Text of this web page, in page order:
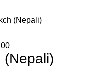
(Nepali)
(Nepali)